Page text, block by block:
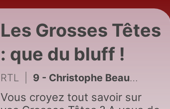
Les Grosses Têtes
: que du bluff !
RTL 9 - Christophe Beaugrand affronte Michèle Bernier et Sébastien Thoen (1/9)
Vous croyez tout savoir sur